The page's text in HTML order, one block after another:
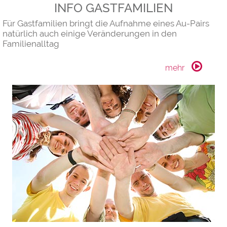
INFO GASTFAMILIEN
Für Gastfamilien bringt die Aufnahme eines Au-Pairs
natürlich auch einige Veränderungen in den
Familienalltag